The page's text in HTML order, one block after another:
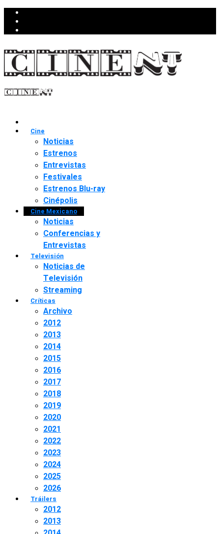
Cine
Noticias
Estrenos
Entrevistas
Festivales
Estrenos Blu-ray
Cinépolis
Cine Mexicano
Noticias
Conferencias y
Entrevistas
Televisión
Noticias de
Televisión
Streaming
Críticas
Archivo
2012
2013
2014
2015
2016
2017
2018
2019
2020
2021
2022
2023
2024
2025
2026
Tráilers
2012
2013